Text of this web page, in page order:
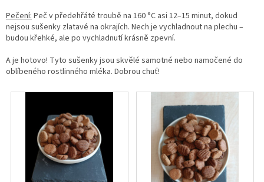
Pečení: Peč v předehřáté troubě na 160 °C asi 12–15 minut, dokud
nejsou sušenky zlatavé na okrajích. Nech je vychladnout na plechu –
budou křehké, ale po vychladnutí krásně zpevní.
A je hotovo! Tyto sušenky jsou skvělé samotné nebo namočené do
oblíbeného rostlinného mléka. Dobrou chuť!